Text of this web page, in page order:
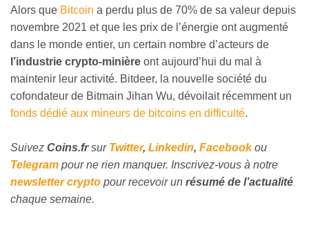
Alors que Bitcoin a perdu plus de 70% de sa valeur depuis
novembre 2021 et que les prix de l’énergie ont augmenté
dans le monde entier, un certain nombre d’acteurs de
l’industrie crypto-minière ont aujourd’hui du mal à
maintenir leur activité. Bitdeer, la nouvelle société du
cofondateur de Bitmain Jihan Wu, dévoilait récemment un
fonds dédié aux mineurs de bitcoins en difficulté.
Suivez Coins.frsur Twitter, Linkedin, Facebookou
Telegram pour ne rien manquer. Inscrivez-vous à notre
newsletter crypto pour recevoir un résumé de l’actualité
chaque semaine.